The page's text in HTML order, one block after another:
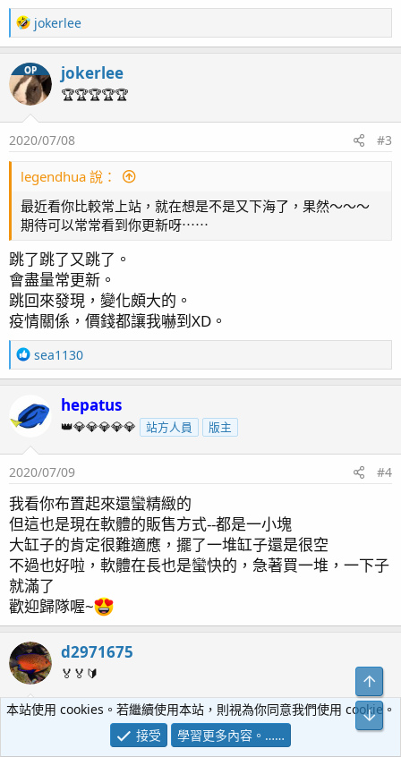
R
e
c
t
i
o
n
：
jokerlee
OP jokerlee
🏆🏆🏆🏆🏆
2020/07/08 #3
legendhua 說：
最近看你比較常上站，就在想是不是又下海了，果然～～～
期待可以常常看到你更新呀⋯⋯
跳了跳了又跳了。
會盡量常更新。
跳回來發現，變化頗大的。
疫情關係，價錢都讓我嚇到XD。
R
e
c
t
o
n
：
sea1130
hepatus
👑💎💎💎💎💎 站方人員 版主
2020/07/09 #4
我看你布置起來還蠻精緻的
但這也是現在軟體的販售方式--都是一小塊
大缸子的肯定很難適應，擺了一堆缸子還是很空
不過也好啦，軟體在長也是蠻快的，急著買一堆，一下子
就滿了
歡迎歸隊喔~
d2971675
🏅🏅🔰
2020/07/09 #5
現在軟體價格真的吃不下.....2018年幾百塊的LPS現在都
本站使用 cookies。若繼續使用本站，則視為你同意我們使用 cookie。
接受
學習更多內容。……